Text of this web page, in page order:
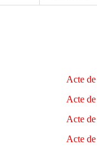
Acte
Acte
Acte
Acte